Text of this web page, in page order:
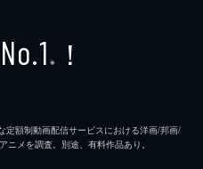
No.1 ※ ！
額制動画配信サービスにおける洋画/邦画/
メを調査。別途、有料作品あり。